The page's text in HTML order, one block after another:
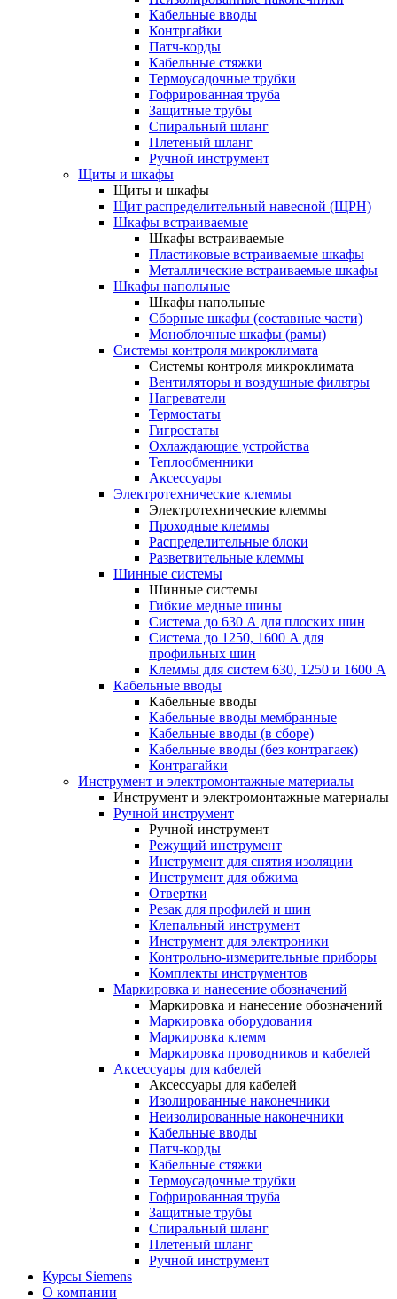
Кабельные вводы
Контргайки
Патч-корды
Кабельные стяжки
Термоусадочные трубки
Гофрированная труба
Защитные трубы
Спиральный шланг
Плетеный шланг
Ручной инструмент
Щиты и шкафы
Щиты и шкафы
Щит распределительный навесной (ЩРН)
Шкафы встраиваемые
Шкафы встраиваемые
Пластиковые встраиваемые шкафы
Металлические встраиваемые шкафы
Шкафы напольные
Шкафы напольные
Сборные шкафы (составные части)
Моноблочные шкафы (рамы)
Системы контроля микроклимата
Системы контроля микроклимата
Вентиляторы и воздушные фильтры
Нагреватели
Термостаты
Гигростаты
Охлаждающие устройства
Теплообменники
Аксессуары
Электротехнические клеммы
Электротехнические клеммы
Проходные клеммы
Распределительные блоки
Разветвительные клеммы
Шинные системы
Шинные системы
Гибкие медные шины
Система до 630 А для плоских шин
Система до 1250, 1600 А для
профильных шин
Клеммы для систем 630, 1250 и 1600 А
Кабельные вводы
Кабельные вводы
Кабельные вводы мембранные
Кабельные вводы (в сборе)
Кабельные вводы (без контрагаек)
Контрагайки
Инструмент и электромонтажные материалы
Инструмент и электромонтажные материалы
Ручной инструмент
Ручной инструмент
Режущий инструмент
Инструмент для снятия изоляции
Инструмент для обжима
Отвертки
Резак для профилей и шин
Клепальный инструмент
Инструмент для электроники
Контрольно-измерительные приборы
Комплекты инструментов
Маркировка и нанесение обозначений
Маркировка и нанесение обозначений
Маркировка оборудования
Маркировка клемм
Маркировка проводников и кабелей
Аксессуары для кабелей
Аксессуары для кабелей
Изолированные наконечники
Неизолированные наконечники
Кабельные вводы
Патч-корды
Кабельные стяжки
Термоусадочные трубки
Гофрированная труба
Защитные трубы
Спиральный шланг
Плетеный шланг
Ручной инструмент
Курсы Siemens
О компании